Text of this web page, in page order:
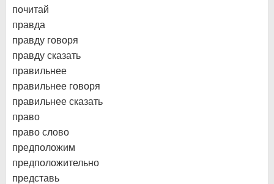
почитай
правда
правду говоря
правду сказать
правильнее
правильнее говоря
правильнее сказать
право
право слово
предположим
предположительно
представь